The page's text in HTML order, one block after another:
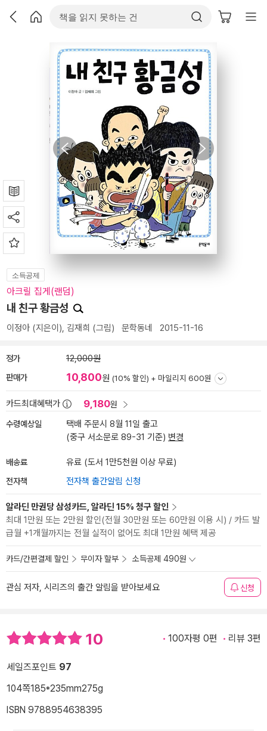
소득공제
아크릴 집게(랜덤)
내 친구 황금성
이정아 (지은이), 김재희 (그림) 문학동네 2015-11-16
정가 12,000원
판매가 10,800원 (10% 할인) + 마일리지 600원
카드최대혜택가 9,180원
수령예상일
택배 주문시 8월 11일 출고
(중구 서소문로 89-31 기준) 변경
배송료 유료 (도서 1만5천원 이상 무료)
전자책 전자책 출간알림 신청
알라딘 만권당 삼성카드, 알라딘 15% 청구 할인
최대 1만원 또는 2만원 할인(전월 30만원 또는 60만원 이용 시) / 카드 발
급월 +1개월까지는 전월 실적이 없어도 최대 1만원 혜택 제공
카드/간편결제 할인 무이자 할부 소득공제 490원
관심 저자, 시리즈의 출간 알림을 받아보세요 신청
10 100자평 0편 리뷰 3편
세일즈포인트 97
104쪽185*235mm275g
ISBN 9788954638395